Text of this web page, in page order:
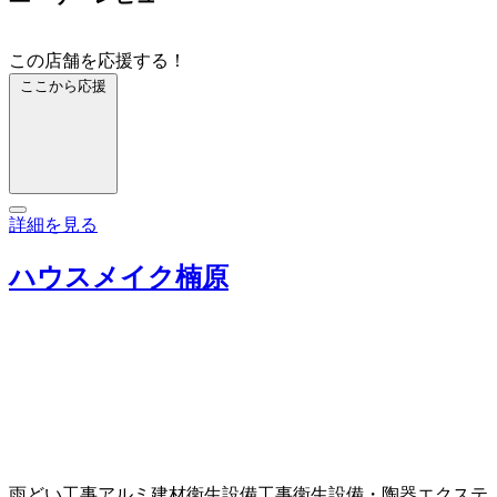
この店舗を応援する！
ここから応援
詳細を見る
ハウスメイク楠原